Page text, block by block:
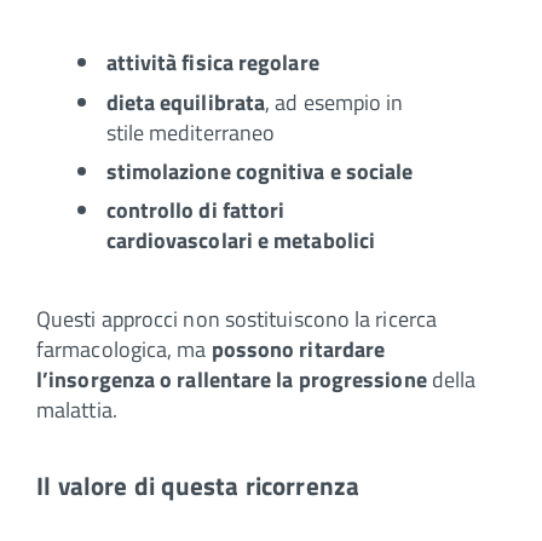
attività fisica regolare
dieta equilibrata, ad esempio in
stile mediterraneo
stimolazione cognitiva e sociale
controllo di fattori
cardiovascolari e metabolici
Questi approcci non sostituiscono la ricerca
farmacologica, ma possono ritardare
l’insorgenza o rallentare la progressionedella
malattia.
Il valore di questa ricorrenza